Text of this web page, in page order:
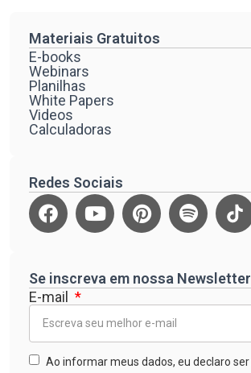
Materiais Gratuitos
E-books
Webinars
Planilhas
White Papers
Videos
Calculadoras
Redes Sociais
Se inscreva em nossa Newsletter
E-mail
Ao informar meus dados, eu declaro